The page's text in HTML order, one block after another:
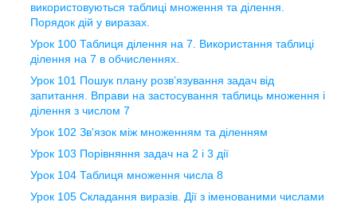
використовуються таблиці множення та ділення.
Порядок дій у виразах.
Урок 100 Таблиця ділення на 7. Використання таблиці
ділення на 7 в обчисленнях.
Урок 101 Пошук плану розв’язування задач від
запитання. Вправи на застосування таблиць множення і
ділення з числом 7
Урок 102 Зв'язок між множенням та діленням
Урок 103 Порівняння задач на 2 і 3 дії
Урок 104 Таблиця множення числа 8
Урок 105 Складання виразів. Дії з іменованими числами